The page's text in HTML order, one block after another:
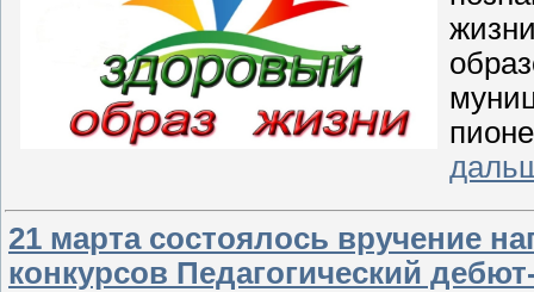
21 марта состоялось вручение
конкурсов Педагогический